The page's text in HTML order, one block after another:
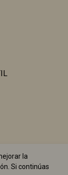
la
Si continúas